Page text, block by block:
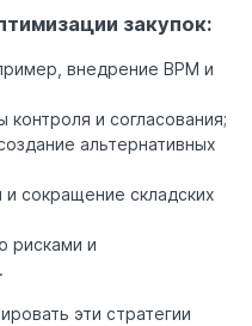
закупок:
внедрение BPM и
и согласования;
альтернативных
сокращение складских
рисками и
эти стратегии